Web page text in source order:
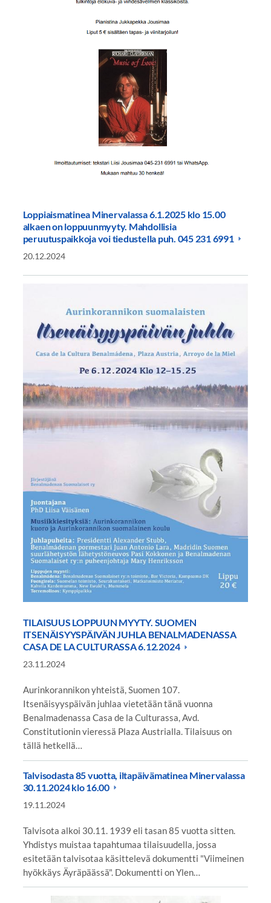
Loppiaismatinea Minervalassa 6.1.2025 klo 15.00
alkaen on loppuunmyyty. Mahdollisia
peruutuspaikkoja voi tiedustella puh. 045 231 6991
20.12.2024
TILAISUUS LOPPUUN MYYTY. SUOMEN
ITSENÄISYYSPÄIVÄN JUHLA BENALMADENASSA
CASA DE LA CULTURASSA 6.12.2024
23.11.2024
Aurinkorannikon yhteistä, Suomen 107.
Itsenäisyyspäivän juhlaa vietetään tänä vuonna
Benalmadenassa Casa de la Culturassa, Avd.
Constitutionin vieressä Plaza Austrialla. Tilaisuus on
tällä hetkellä…
Talvisodasta 85 vuotta, iltapäivämatinea Minervalassa
30.11.2024 klo 16.00
19.11.2024
Talvisota alkoi 30.11. 1939 eli tasan 85 vuotta sitten.
Yhdistys muistaa tapahtumaa tilaisuudella, jossa
esitetään talvisotaa käsittelevä dokumentti "Viimeinen
hyökkäys Äyräpäässä". Dokumentti on Ylen…